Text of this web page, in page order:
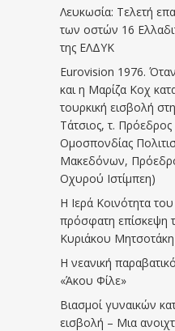
Λευκωσία: Τελετή
των οστών 16
της ΕΛΔΥΚ
Eurovision 1976.
και η Μαρίζα Κοχ
τουρκική εισβολή
Τάτσιος, τ.
Ομοσπονδίας
Μακεδόνων,
Οχυρού Ιστίμπεη)
Η Ιερά Κοινότητα
πρόσφατη
Κυριάκου Μητσοτάκη
Η νεανική
«Άκου Φίλε»
Βιασμοί γυναικών
εισβολή – Μια